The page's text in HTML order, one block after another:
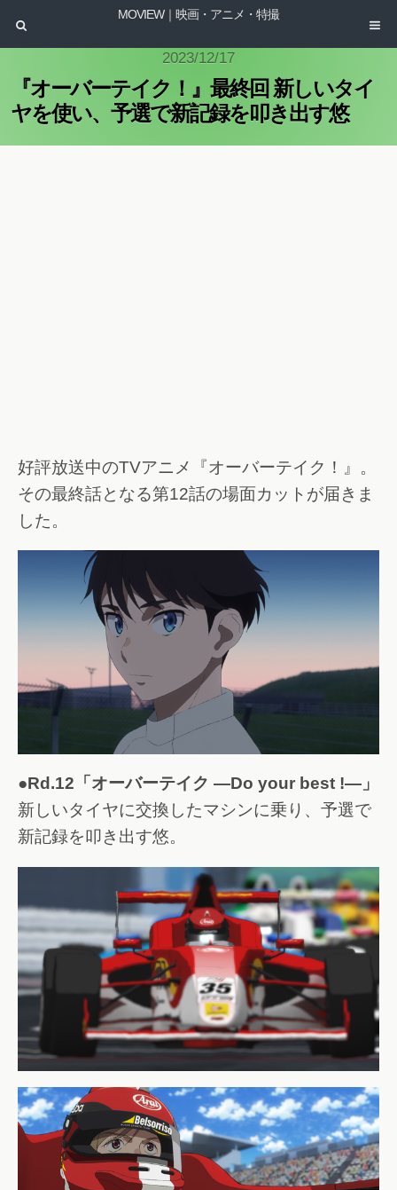
MOVIEW｜映画・アニメ・特撮
2023/12/17
『オーバーテイク！』最終回 新しいタイ
ヤを使い、予選で新記録を叩き出す悠
好評放送中のTVアニメ『オーバーテイク！』。
その最終話となる第12話の場面カットが届きま
した。
●Rd.12「オーバーテイク ―Do your best !―」
新しいタイヤに交換したマシンに乗り、予選で
新記録を叩き出す悠。